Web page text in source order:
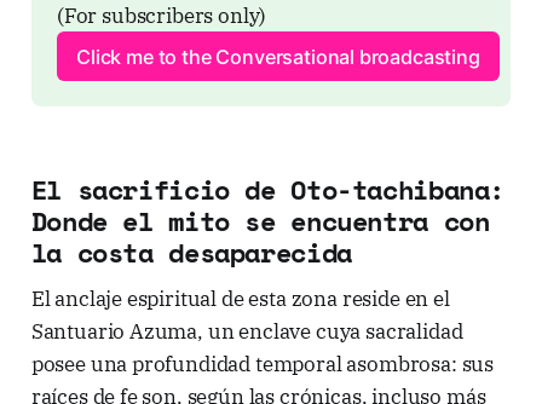
(For subscribers only)
Click me to the Conversational broadcasting
El sacrificio de Oto-tachibana:
Donde el mito se encuentra con
la costa desaparecida
El anclaje espiritual de esta zona reside en el
Santuario Azuma, un enclave cuya sacralidad
posee una profundidad temporal asombrosa: sus
raíces de fe son, según las crónicas, incluso más